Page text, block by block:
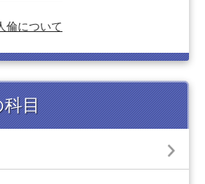
倫について
科目